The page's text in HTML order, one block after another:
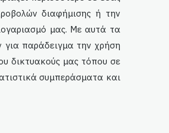
διαφήμισης ή την
μας. Με αυτά τα
παράδειγμα την χρήση
δικτυακούς μας τόπου σε
συμπεράσματα και